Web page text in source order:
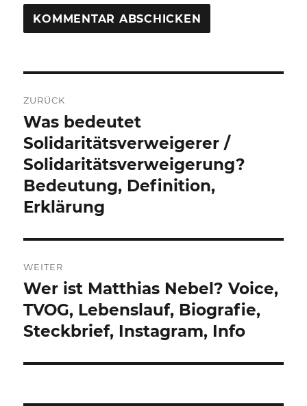
ZURÜCK
Vorheriger
Beitrag:
Was bedeutet
Solidaritätsverweigerer /
Solidaritätsverweigerung?
Bedeutung, Definition,
Erklärung
WEITER
Nächster
Beitrag:
Wer ist Matthias Nebel? Voice,
TVOG, Lebenslauf, Biografie,
Steckbrief, Instagram, Info